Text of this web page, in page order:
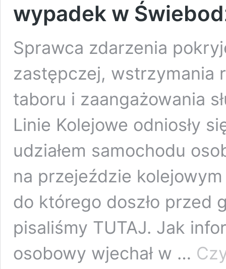
wypadek w
Sprawca zdarzenia
zastępczej, wstrzymania
taboru i zaangażowania
Linie Kolejowe odniosły
udziałem samochodu
na przejeździe
do którego doszło przed
pisaliśmy TUTAJ. Jak
osobowy wjechał w …